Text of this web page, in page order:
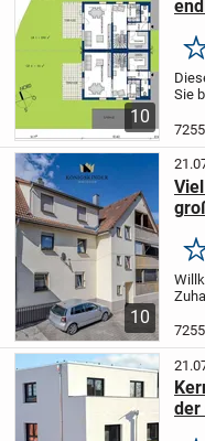
10
Sie
und
10
Mit
der